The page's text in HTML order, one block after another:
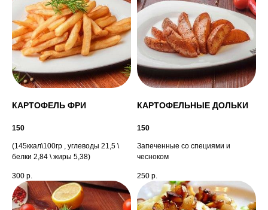
КАРТОФЕЛЬ ФРИ
150
(145ккал\100гр , углеводы 21,5 \
белки 2,84 \ жиры 5,38)
300 р.
КАРТОФЕЛЬНЫЕ ДОЛЬКИ
150
Запеченные со специями и
чесноком
250 р.